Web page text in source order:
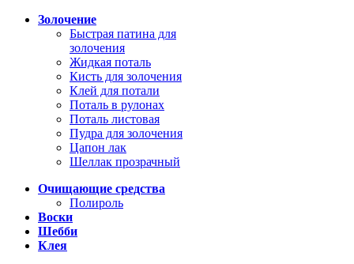
Золочение
Быстрая патина для
золочения
Жидкая поталь
Кисть для золочения
Клей для потали
Поталь в рулонах
Поталь листовая
Пудра для золочения
Цапон лак
Шеллак прозрачный
Очищающие средства
Полироль
Воски
Шебби
Клея